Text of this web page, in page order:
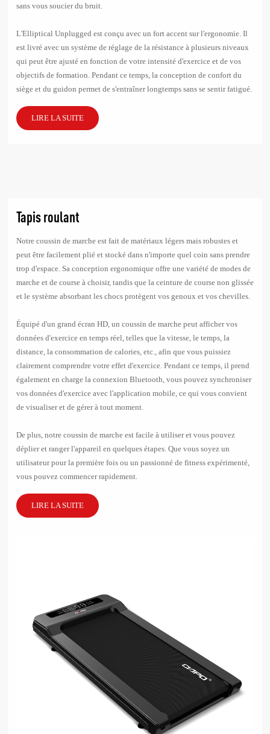
sans vous soucier du bruit.
L'Elliptical Unplugged est conçu avec un fort accent sur l'ergonomie. Il
est livré avec un système de réglage de la résistance à plusieurs niveaux
qui peut être ajusté en fonction de votre intensité d'exercice et de vos
objectifs de formation. Pendant ce temps, la conception de confort du
siège et du guidon permet de s'entraîner longtemps sans se sentir fatigué.
LIRE LA SUITE
Tapis roulant
Notre coussin de marche est fait de matériaux légers mais robustes et
peut être facilement plié et stocké dans n'importe quel coin sans prendre
trop d'espace. Sa conception ergonomique offre une variété de modes de
marche et de course à choisir, tandis que la ceinture de course non glissée
et le système absorbant les chocs protègent vos genoux et vos chevilles.
Équipé d'un grand écran HD, un coussin de marche peut afficher vos
données d'exercice en temps réel, telles que la vitesse, le temps, la
distance, la consommation de calories, etc., afin que vous puissiez
clairement comprendre votre effet d'exercice. Pendant ce temps, il prend
également en charge la connexion Bluetooth, vous pouvez synchroniser
vos données d'exercice avec l'application mobile, ce qui vous convient
de visualiser et de gérer à tout moment.
De plus, notre coussin de marche est facile à utiliser et vous pouvez
déplier et ranger l'appareil en quelques étapes. Que vous soyez un
utilisateur pour la première fois ou un passionné de fitness expérimenté,
vous pouvez commencer rapidement.
LIRE LA SUITE